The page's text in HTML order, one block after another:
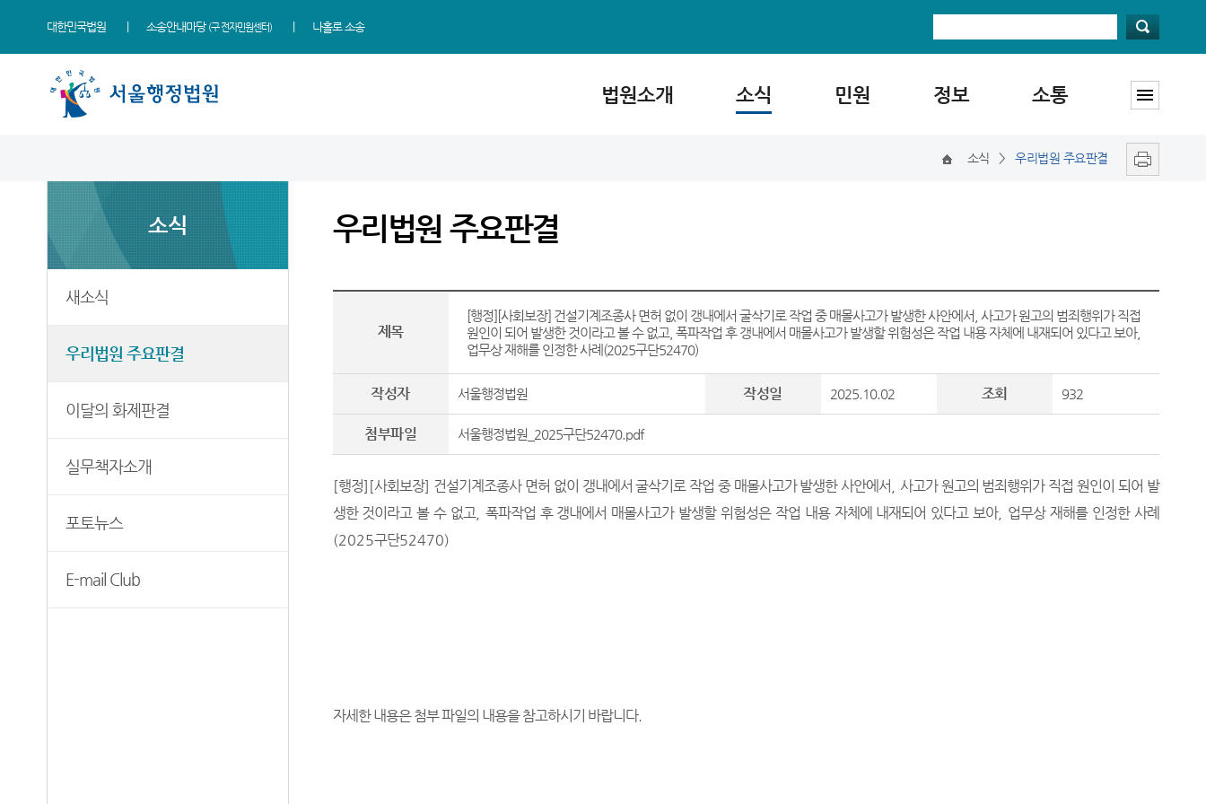
대한민국법원 소송안내마당 (구 전자민원센터) 나홀로 소송
법원소개 소식 민원 정보 소통
조직 및 전화번호
청사배치
보안검색
우리법원 주요판결
이달의 화제판결
E-mail Club
법률상담안내
자주묻는질문
재판기록열람복사예약
판결서사본 제공신청
판결서 인터넷열람
부조리 신고센터
법원견학
소식 > 우리법원 주요판결
소식
새소식
우리법원 주요판결
이달의 화제판결
실무책자소개
포토뉴스
E-mail Club
우리법원 주요판결
제목
[행정][사회보장] 건설기계조종사 면허 없이 갱내에서 굴삭기로 작업 중 매몰사고가 발생한 사안에서, 사고가 원고의 범죄행위가 직접
원인이 되어 발생한 것이라고 볼 수 없고, 폭파작업 후 갱내에서 매몰사고가 발생할 위험성은 작업 내용 자체에 내재되어 있다고 보아,
업무상 재해를 인정한 사례(2025구단52470)
작성자 서울행정법원 작성일 2025.10.02 조회 932
첨부파일 서울행정법원_2025구단52470.pdf
[행정] [사회보장] 건설기계조종사 면허 없이 갱내에서 굴삭기로 작업 중 매몰사고가 발생한 사안에서
사고가 원고의 범죄행위가 직접 원인이 되어 발
생한 것이라고 볼 수 없고, 폭파작업 후 갱내에서 매몰사고가 발생할 위험성은 작업 내용 자체에 내재되어 있다고 보아, 업무상 재해를 인정한 사례
(2025구단52470)
자세한 내용은 첨부 파일의 내용을 참고하시기 바랍니다.